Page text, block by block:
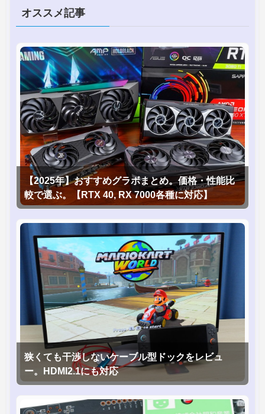
オススメ記事
【2025年】おすすめグラボまとめ。価格・性能比
較で選ぶ。【RTX 40, RX 7000各種に対応】
狭くても干渉しないケーブル型ドックをレビュ
ー。HDMI2.1にも対応